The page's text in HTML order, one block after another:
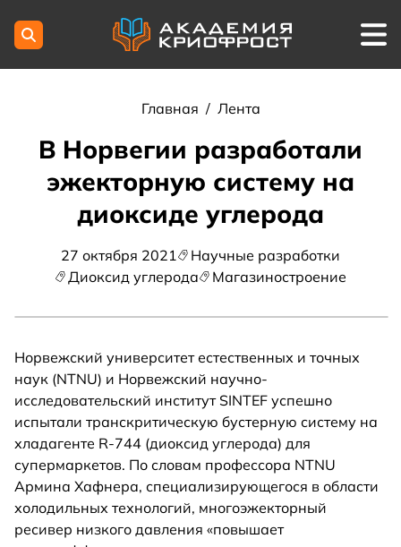
Главная / Лента
В Норвегии разработали
эжекторную систему на
диоксиде углерода
27 октября 2021
Научные разработки
Диоксид углерода
Магазиностроение
Норвежский университет естественных и точных
наук (NTNU) и Норвежский научно-
исследовательский институт SINTEF успешно
испытали транскритическую бустерную систему на
хладагенте R-744 (диоксид углерода) для
супермаркетов. По словам профессора NTNU
Армина Хафнера, специализирующегося в области
холодильных технологий, многоэжекторный
ресивер низкого давления «повышает